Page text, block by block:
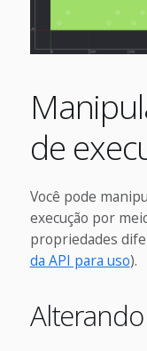
de
Você pode
execução por
propriedades
da API para uso).